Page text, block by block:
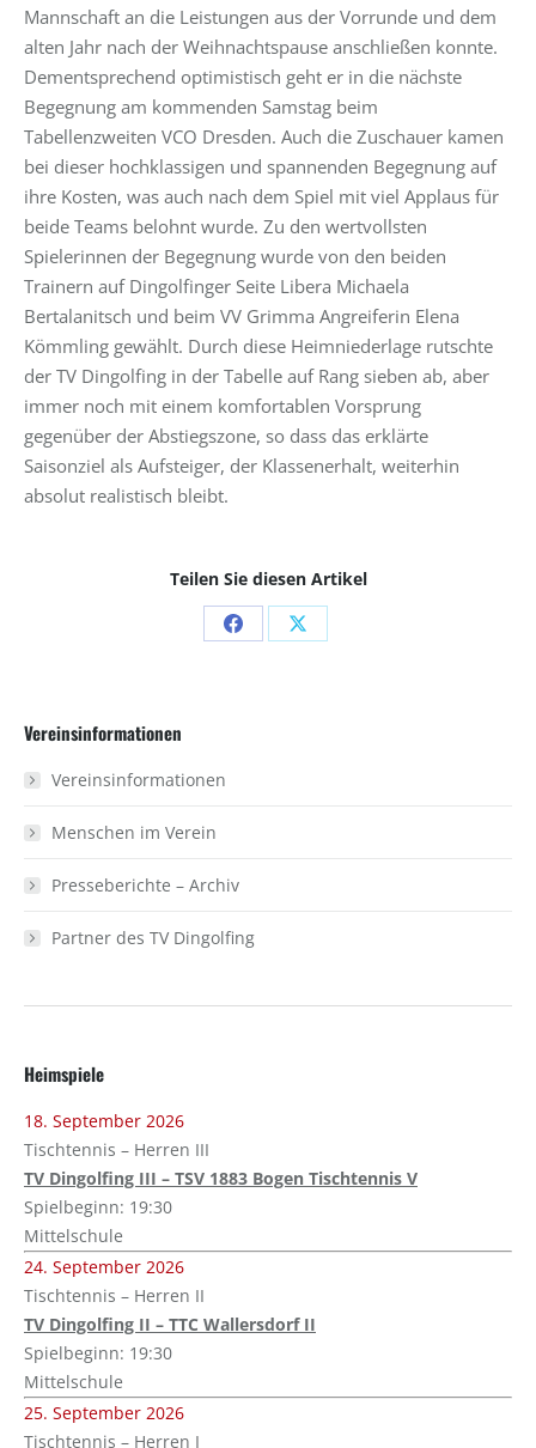
Mannschaft an die Leistungen aus der Vorrunde und dem
alten Jahr nach der Weihnachtspause anschließen konnte.
Dementsprechend optimistisch geht er in die nächste
Begegnung am kommenden Samstag beim
Tabellenzweiten VCO Dresden. Auch die Zuschauer kamen
bei dieser hochklassigen und spannenden Begegnung auf
ihre Kosten, was auch nach dem Spiel mit viel Applaus für
beide Teams belohnt wurde. Zu den wertvollsten
Spielerinnen der Begegnung wurde von den beiden
Trainern auf Dingolfinger Seite Libera Michaela
Bertalanitsch und beim VV Grimma Angreiferin Elena
Kömmling gewählt. Durch diese Heimniederlage rutschte
der TV Dingolfing in der Tabelle auf Rang sieben ab, aber
immer noch mit einem komfortablen Vorsprung
gegenüber der Abstiegszone, so dass das erklärte
Saisonziel als Aufsteiger, der Klassenerhalt, weiterhin
absolut realistisch bleibt.
Teilen Sie diesen Artikel
Share Share
Vereinsinformationen
Vereinsinformationen
Menschen im Verein
Presseberichte – Archiv
Partner des TV Dingolfing
Heimspiele
18. September 2026
Tischtennis – Herren III
TV Dingolfing III – TSV 1883 Bogen Tischtennis V
Spielbeginn: 19:30
Mittelschule
24. September 2026
Tischtennis – Herren II
TV Dingolfing II – TTC Wallersdorf II
Spielbeginn: 19:30
Mittelschule
25. September 2026
Tischtennis – Herren I